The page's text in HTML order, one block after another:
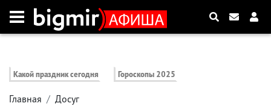
Какой праздник сегодня Гороскопы 2025
Главная Досуг